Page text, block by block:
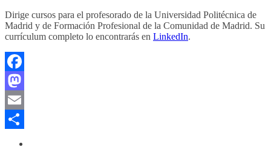
Dirige cursos para el profesorado de la Universidad Politécnica de
Madrid y de Formación Profesional de la Comunidad de Madrid. Su
currículum completo lo encontrarás en LinkedIn.
Facebook
Mastodon
Email